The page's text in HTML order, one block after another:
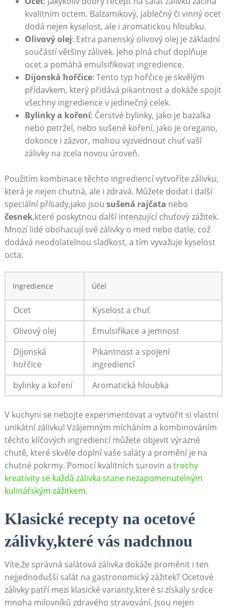
kvalitním octem. Balzamikový, jablečný či vinný ocet
dodá nejen kyselost, ale i aromatickou⁢ hloubku.
Olivový olej:⁢ Extra panenský olivový‍ olej je základní
součástí většiny zálivek.⁤ Jeho plná chuť doplňuje
ocet a pomáhá emulsifikovat ingredience.
Dijonská hořčice: Tento typ hořčice je skvělým
přídavkem, který přidává pikantnost a dokáže spojit
všechny ingredience v jedinečný celek.
Bylinky a koření: Čerstvé bylinky, jako je bazalka
nebo ⁣petržel, nebo sušené koření, jako je oregano,
dokonce i zázvor, mohou vyzvednout chuť vaší
zálivky ⁣na ⁣zcela novou úroveň.
Použitím kombinace těchto ingrediencí vytvoříte zálivku, ​
která je nejen chutná, ale i zdravá. Můžete dodat i ‍další
speciální přísady,jako jsou sušená rajčata nebo
česnek,které poskytnou další intenzující chuťový zážitek.
Mnozí‍ lidé obohacují své zálivky o med nebo datle, což
dodává neodolatelnou ⁤sladkost, a tím vyvažuje ‌kyselost
octa.
Ingredience Účel
Ocet
Kyselost a chuť
Olivový⁤ olej
Emulsifikace ⁣a jemnost
Dijonská
hořčice
Pikantnost a spojení
ingrediencí
bylinky a koření
Aromatická hloubka
V kuchyni se‍ nebojte experimentovat a vytvořit si vlastní
unikátní zálivku! Vzájemným mícháním a kombinováním
⁢těchto‍ klíčových ingrediencí můžete⁤ objevit výrazné
chutě, ⁢které skvěle​ doplní vaše⁤ saláty a promění je na
chutné ⁤pokrmy. Pomocí kvalitních surovin a trochy
kreativity se každá zálivka stane⁤ nezapomenutelným
kulinářským zážitkem.
Klasické recepty na ocetové
zálivky,které vás nadchnou
Víte,že správná salátová zálivka dokáže proměnit i ⁤ten
nejjednodušší salát na gastronomický zážitek? Ocetové
zálivky patří mezi klasické varianty,které si získaly srdce
mnoha milovníků zdravého stravování.‌ Jsou⁣ nejen